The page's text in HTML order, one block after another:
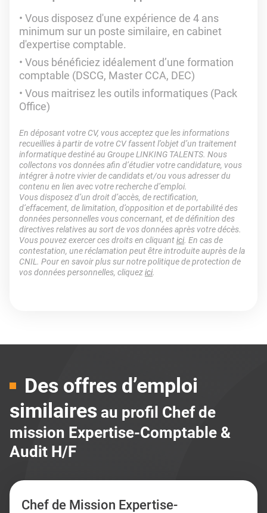
Vous disposez d'une expérience de 4 ans
minimum sur un poste similaire, en cabinet
d'expertise comptable.
Vous bénéficiez idéalement d’une formation
comptable (DSCG, Master CCA, DEC)
Vous maitrisez les outils informatiques (Pack
Office)
En déposant votre CV, vous acceptez que les informations
recueillies à partir de votre CV fassent l’objet d’un traitement
informatique destiné au Groupe LINKING TALENTS. Nous
collectons vos données afin d’étudier votre candidature, vous
intégrer à notre vivier de candidats et/ou vous adresser du
contenu en lien avec votre recherche d’emploi.
Vous disposez d’un droit d’accès, de rectification,
d’effacement, de limitation, d’opposition et de portabilité des
données personnelles vous concernant, et de définition des
directives relatives au sort de vos données après votre décès.
Vous pouvez exercer ces droits en cliquantici. En cas de
contestation, une réclamation peut être introduite auprès de la
CNIL. Pour en savoir plus sur notre politique de protection de
vos données personnelles, cliquezici.
Des offres d’emploi
similaires au profil Chef de
mission Expertise-Comptable &
Audit H/F
Chef de Mission Expertise-